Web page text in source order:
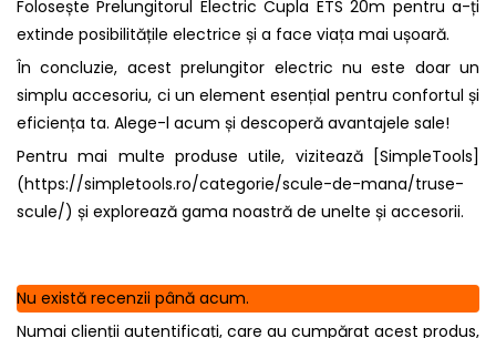
Folosește Prelungitorul Electric Cupla ETS 20m pentru a-ți
extinde posibilitățile electrice și a face viața mai ușoară.
În concluzie, acest prelungitor electric nu este doar un
simplu accesoriu, ci un element esențial pentru confortul și
eficiența ta. Alege-l acum și descoperă avantajele sale!
Pentru mai multe produse utile, vizitează [SimpleTools]
(https://simpletools.ro/categorie/scule-de-mana/truse-
scule/) și explorează gama noastră de unelte și accesorii.
Nu există recenzii până acum.
Numai clienții autentificați, care au cumpărat acest produs,